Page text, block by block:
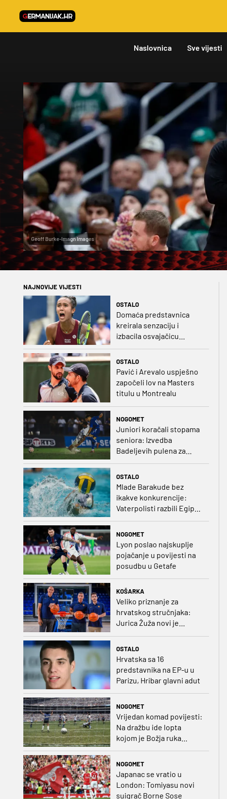
Naslovnica Sve vijesti
Geoff Burke-Imagn Images
NAJNOVIJE VIJESTI
OSTALO
Domaća predstavnica
kreirala senzaciju i
izbacila osvajačicu
OSTALO
Pavić i Arevalo uspješno
započeli lov na Masters
titulu u Montrealu
NOGOMET
Juniori koračali stopama
seniora: Izvedba
Badeljevih pulena za
čistu peticu protiv
OSTALO
Mlade Barakude bez
ikakve konkurencije:
Vaterpolisti razbili Egipat
za polufinale SP-a!
NOGOMET
Lyon poslao najskuplje
pojačanje u povijesti na
posudbu u Getafe
KOŠARKA
Veliko priznanje za
hrvatskog stručnjaka:
Jurica Žuža novi je
OSTALO
Hrvatska sa 16
predstavnika na EP-u u
Parizu, Hribar glavni adut
NOGOMET
Vrijedan komad povijesti:
Na dražbu ide lopta
kojom je Božja ruka
NOGOMET
Japanac se vratio u
London: Tomiyasu novi
suigrač Borne Sose